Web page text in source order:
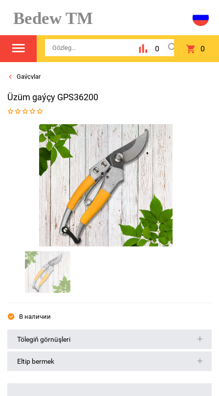
Bedew TM
0 0
Gaýçylar
Üzüm gaýçy GPS36200
В наличии
Tölegiň görnüşleri
Eltip bermek